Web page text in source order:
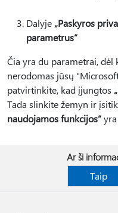
Dalyje „Paskyros
parametrus“
Čia yra du parametrai,
nerodomas jūsų
patvirtinkite, kad įjungtos
Tada slinkite žemyn ir
naudojamos funkcijos“
Ar ši
Taip